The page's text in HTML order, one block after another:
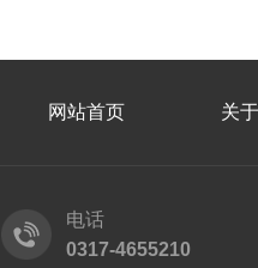
网站首页 关
电话
0317-4655210